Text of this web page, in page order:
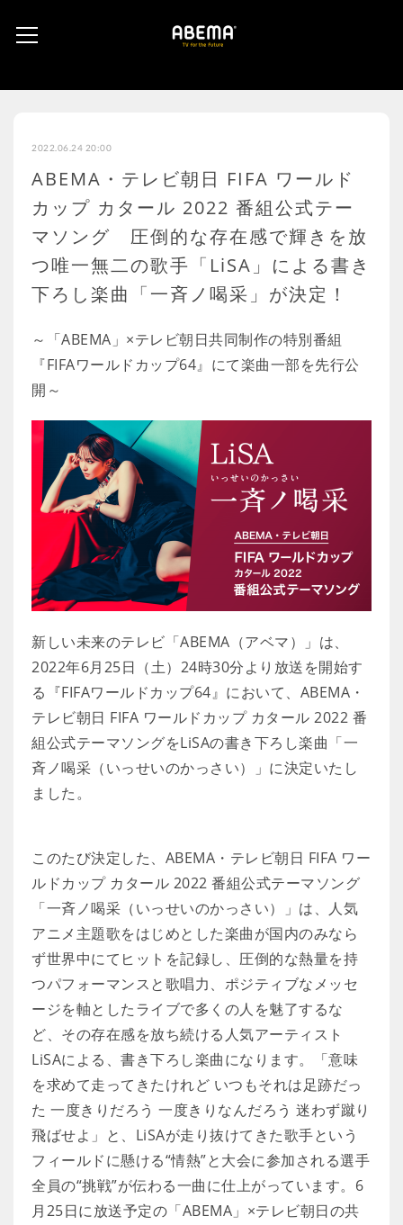
2022.06.24 20:00
ABEMA・テレビ朝日 FIFA ワールド
カップ カタール 2022 番組公式テー
マソング 圧倒的な存在感で輝きを放
つ唯一無二の歌手「LiSA」による書き
下ろし楽曲「一斉ノ喝采」が決定！
～「ABEMA」×テレビ朝日共同制作の特別番組
『FIFAワールドカップ64』にて楽曲一部を先行公
開～
新しい未来のテレビ「ABEMA（アベマ）」は、
2022年6月25日（土）24時30分より放送を開始す
る『FIFAワールドカップ64』において、ABEMA・
テレビ朝日 FIFA ワールドカップ カタール 2022 番
組公式テーマソングをLiSAの書き下ろし楽曲「一
斉ノ喝采（いっせいのかっさい）」に決定いたし
ました。
このたび決定した、ABEMA・テレビ朝日 FIFA ワー
ルドカップ カタール 2022 番組公式テーマソング
「一斉ノ喝采（いっせいのかっさい）」は、人気
アニメ主題歌をはじめとした楽曲が国内のみなら
ず世界中にてヒットを記録し、圧倒的な熱量を持
つパフォーマンスと歌唱力、ポジティブなメッセ
ージを軸としたライブで多くの人を魅了するな
ど、その存在感を放ち続ける人気アーティスト
LiSAによる、書き下ろし楽曲になります。「意味
を求めて走ってきたけれど いつもそれは足跡だっ
た 一度きりだろう 一度きりなんだろう 迷わず蹴り
飛ばせよ」と、LiSAが走り抜けてきた歌手という
フィールドに懸ける“情熱”と大会に参加される選手
全員の“挑戦”が伝わる一曲に仕上がっています。6
月25日に放送予定の「ABEMA」×テレビ朝日の共